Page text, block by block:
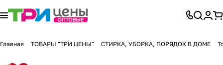
Главная ТОВАРЫ "ТРИ ЦЕНЫ" СТИРКА, УБОРКА, ПОРЯДОК В ДОМЕ